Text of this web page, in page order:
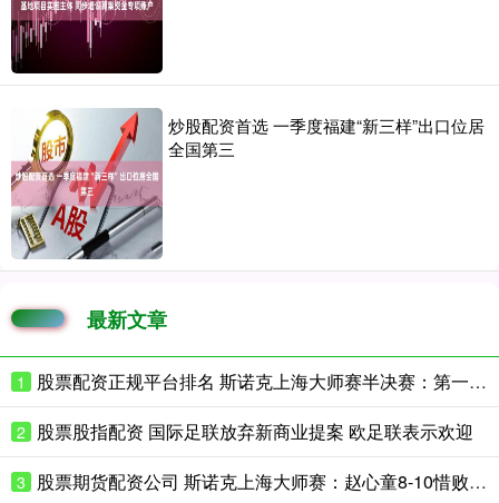
炒股配资首选 一季度福建“新三样”出口位居
全国第三
最新文章
1 股票配资正规平台排名 斯诺克上海大师赛半决赛：第一阶段赵心童4-5落后威尔逊
2 股票股指配资 国际足联放弃新商业提案 欧足联表示欢迎
3 股票期货配资公司 斯诺克上海大师赛：赵心童8-10惜败威尔逊 止步半决赛